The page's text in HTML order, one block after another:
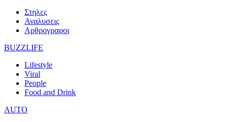
Στηλες
Αναλυσεις
Αρθρογραφοι
BUZZLIFE
Lifestyle
Viral
People
Food and Drink
AUTO